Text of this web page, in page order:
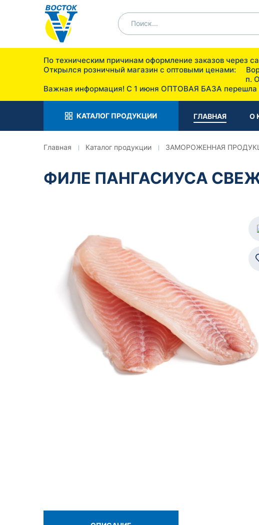
По техническим причинам оформление заказов
Открылся розничный магазин
п. Отрадное ул.
Важная информация! С 1 июня ОПТОВАЯ БАЗА
КАТАЛОГ ПРОДУКЦИИ ГЛАВНАЯ О
Главная Каталог продукции ЗАМОРОЖЕННАЯ
ФИЛЕ ПАНГАСИУСА